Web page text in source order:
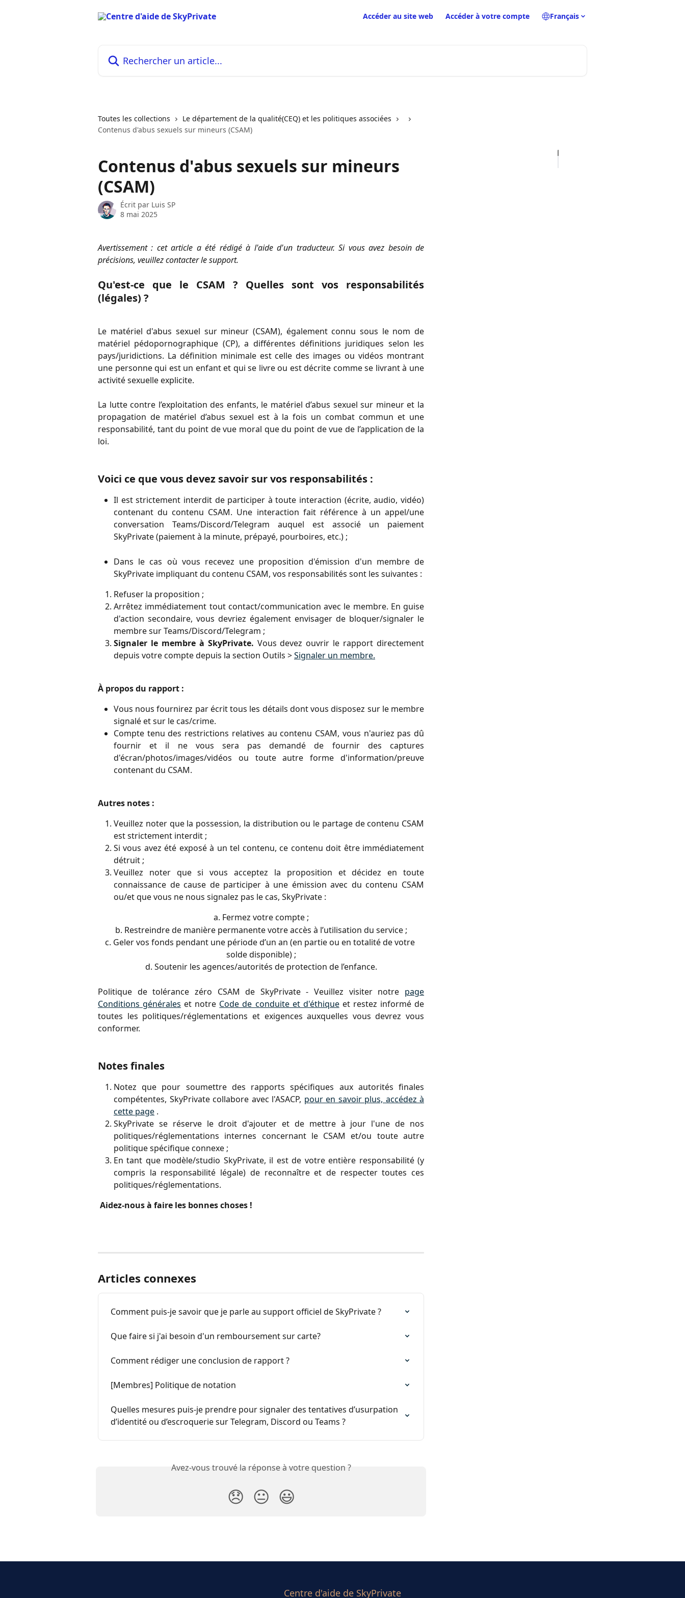
Accéder au site web Accéder à votre compte Français
Toutes les collections
Le département de la qualité(CEQ) et les politiques associées
Contenus d'abus sexuels sur mineurs (CSAM)
Contenus d'abus sexuels sur mineurs
(CSAM)
Écrit par Luis SP
8 mai 2025
Avertissement : cet article a été rédigé à l'aide d'un traducteur. Si vous avez besoin de
précisions, veuillez contacter le support.
Qu'est-ce que le CSAM ? Quelles sont vos responsabilités
(légales) ?
Le matériel d'abus sexuel sur mineur (CSAM), également connu sous le nom de
matériel pédopornographique (CP), a différentes définitions juridiques selon les
pays/juridictions. La définition minimale est celle des images ou vidéos montrant
une personne qui est un enfant et qui se livre ou est décrite comme se livrant à une
activité sexuelle explicite.
La lutte contre l’exploitation des enfants, le matériel d’abus sexuel sur mineur et la
propagation de matériel d’abus sexuel est à la fois un combat commun et une
responsabilité, tant du point de vue moral que du point de vue de l’application de la
loi.
Voici ce que vous devez savoir sur vos responsabilités :
Il est strictement interdit de participer à toute interaction (écrite, audio, vidéo)
contenant du contenu CSAM. Une interaction fait référence à un appel/une
conversation Teams/Discord/Telegram auquel est associé un paiement
SkyPrivate (paiement à la minute, prépayé, pourboires, etc.) ;
Dans le cas où vous recevez une proposition d'émission d'un membre de
SkyPrivate impliquant du contenu CSAM, vos responsabilités sont les suivantes :
Refuser la proposition ;
Arrêtez immédiatement tout contact/communication avec le membre. En guise
d'action secondaire, vous devriez également envisager de bloquer/signaler le
membre sur Teams/Discord/Telegram ;
Signaler le membre à SkyPrivate. Vous devez ouvrir le rapport directement
depuis votre compte depuis la section Outils >Signaler un membre.
À propos du rapport :
Vous nous fournirez par écrit tous les détails dont vous disposez sur le membre
signalé et sur le cas/crime.
Compte tenu des restrictions relatives au contenu CSAM, vous n'auriez pas dû
fournir et il ne vous sera pas demandé de fournir des captures
d'écran/photos/images/vidéos ou toute autre forme d'information/preuve
contenant du CSAM.
Autres notes :
Veuillez noter que la possession, la distribution ou le partage de contenu CSAM
est strictement interdit ;
Si vous avez été exposé à un tel contenu, ce contenu doit être immédiatement
détruit ;
Veuillez noter que si vous acceptez la proposition et décidez en toute
connaissance de cause de participer à une émission avec du contenu CSAM
ou/et que vous ne nous signalez pas le cas, SkyPrivate :
a. Fermez votre compte ;
b. Restreindre de manière permanente votre accès à l’utilisation du service ;
c. Geler vos fonds pendant une période d’un an (en partie ou en totalité de votre
solde disponible) ;
d. Soutenir les agences/autorités de protection de l’enfance.
Politique de tolérance zéro CSAM de SkyPrivate - Veuillez visiter notre page
Conditions générales et notre Code de conduite et d'éthiqueet restez informé de
toutes les politiques/réglementations et exigences auxquelles vous devrez vous
conformer.
Notes finales
Notez que pour soumettre des rapports spécifiques aux autorités finales
compétentes, SkyPrivate collabore avec l'ASACP, pour en savoir plus, accédez à
cette page .
SkyPrivate se réserve le droit d'ajouter et de mettre à jour l'une de nos
politiques/réglementations internes concernant le CSAM et/ou toute autre
politique spécifique connexe ;
En tant que modèle/studio SkyPrivate, il est de votre entière responsabilité (y
compris la responsabilité légale) de reconnaître et de respecter toutes ces
politiques/réglementations.
Aidez-nous à faire les bonnes choses !
Articles connexes
Comment puis-je savoir que je parle au support officiel de SkyPrivate ?
Que faire si j'ai besoin d'un remboursement sur carte?
Comment rédiger une conclusion de rapport ?
[Membres] Politique de notation
Quelles mesures puis-je prendre pour signaler des tentatives d’usurpation
d’identité ou d’escroquerie sur Telegram, Discord ou Teams ?
Avez-vous trouvé la réponse à votre question ?
😞 😐 😃
Centre d'aide de SkyPrivate